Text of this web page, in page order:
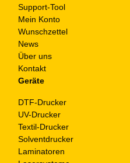
Support-Tool
Mein Konto
Wunschzettel
News
Über uns
Kontakt
Geräte
DTF-Drucker
UV-Drucker
Textil-Drucker
Solventdrucker
Laminatoren